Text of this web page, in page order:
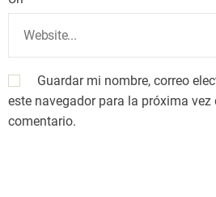
Guardar mi nombre, correo
este navegador para la próxima vez
comentario.